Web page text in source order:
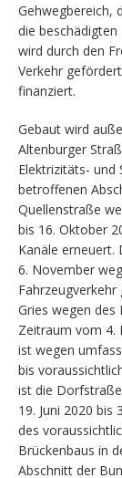
Gehwegbereich,
die
wird durch den
Verkehr
finanziert.
Gebaut wird
Altenburger
Elektrizitäts- und
betroffenen
Quellenstraße
bis 16. Oktober
Kanäle erneuert.
6. November
Gries wegen
Zeitraum vom 4.
ist wegen
bis
ist die
19. Juni 2020 bis
des
Brückenbaus in
Abschnitt der